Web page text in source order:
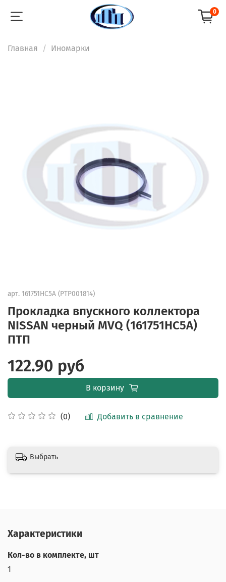
0
Главная Иномарки
арт. 161751НС5А (PTP001814)
Прокладка впускного коллектора
NISSAN черный MVQ (161751НС5А)
ПТП
(0) Добавить в сравнение
122.90 руб
В корзину
Выбрать
Характеристики
Кол-во в комплекте, шт
1